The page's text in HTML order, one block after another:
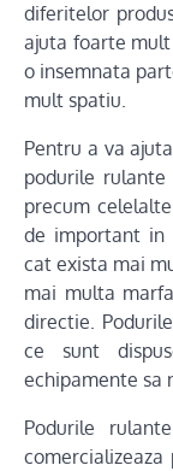
diferitelor
ajuta foarte
o insemnata
mult spatiu.
Pentru a va
podurile rulante
precum
de important in
cat exista mai
mai multa
directie.
ce sunt
echipamente sa
Podurile